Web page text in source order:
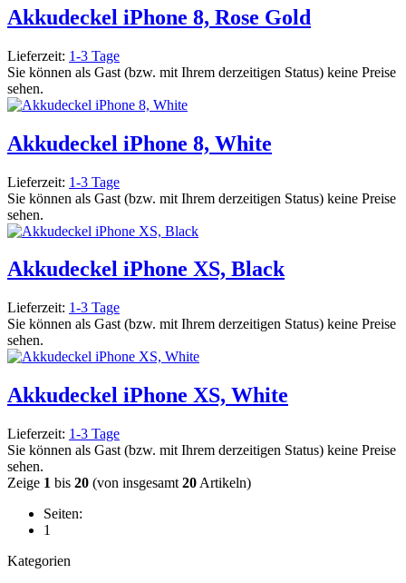
Akkudeckel iPhone 8, Rose Gold
Lieferzeit: 1-3 Tage
Sie können als Gast (bzw. mit Ihrem derzeitigen Status) keine Preise
sehen.
Akkudeckel iPhone 8, White
Lieferzeit: 1-3 Tage
Sie können als Gast (bzw. mit Ihrem derzeitigen Status) keine Preise
sehen.
Akkudeckel iPhone XS, Black
Lieferzeit: 1-3 Tage
Sie können als Gast (bzw. mit Ihrem derzeitigen Status) keine Preise
sehen.
Akkudeckel iPhone XS, White
Lieferzeit: 1-3 Tage
Sie können als Gast (bzw. mit Ihrem derzeitigen Status) keine Preise
sehen.
Zeige 1 bis 20 (von insgesamt 20 Artikeln)
Seiten:
1
Kategorien